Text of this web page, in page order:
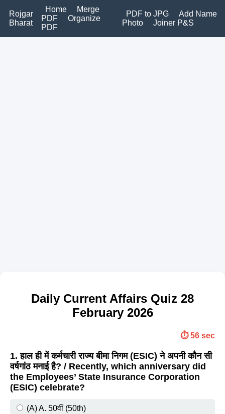
Rojgar
Bharat
Home
Merge
PDF
Organize
PDF
PDF to JPG
Add Name
Photo
Joiner P&S
Daily Current Affairs Quiz 28
February 2026
⏱️ 56 sec
1. हाल ही में कर्मचारी राज्य बीमा निगम (ESIC) ने अपनी कौन सी
वर्षगांठ मनाई है? / Recently, which anniversary did
the Employees’ State Insurance Corporation
(ESIC) celebrate?
(A) A. 50वीं (50th)